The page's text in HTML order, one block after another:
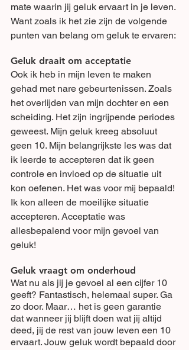
mate waarin jij geluk ervaart in je leven.
Want zoals ik het zie zijn de volgende
punten van belang om geluk te ervaren:
Geluk draait om acceptatie
Ook ik heb in mijn leven te maken
gehad met nare gebeurtenissen. Zoals
het overlijden van mijn dochter en een
scheiding. Het zijn ingrijpende periodes
geweest. Mijn geluk kreeg absoluut
geen 10. Mijn belangrijkste les was dat
ik leerde te accepteren dat ik geen
controle en invloed op de situatie uit
kon oefenen. Het was voor mij bepaald!
Ik kon alleen de moeilijke situatie
accepteren. Acceptatie was
allesbepalend voor mijn gevoel van
geluk!
Geluk vraagt om onderhoud
Wat nu als jij je gevoel al een cijfer 10
geeft? Fantastisch, helemaal super. Ga
zo door. Maar… het is geen garantie
dat wanneer jij blijft doen wat jij altijd
deed, jij de rest van jouw leven een 10
ervaart. Jouw geluk wordt bepaald door